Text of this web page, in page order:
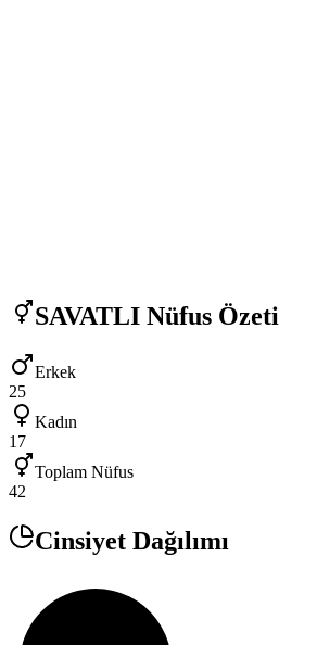
SAVATLI Nüfus Özeti
Erkek
25
Kadın
17
Toplam Nüfus
42
Cinsiyet Dağılımı